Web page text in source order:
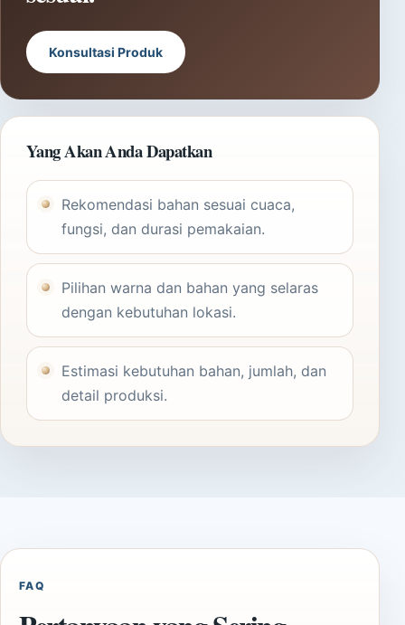
Konsultasi Produk
Yang Akan Anda Dapatkan
Rekomendasi bahan sesuai cuaca,
fungsi, dan durasi pemakaian.
Pilihan warna dan bahan yang selaras
dengan kebutuhan lokasi.
Estimasi kebutuhan bahan, jumlah, dan
detail produksi.
FAQ